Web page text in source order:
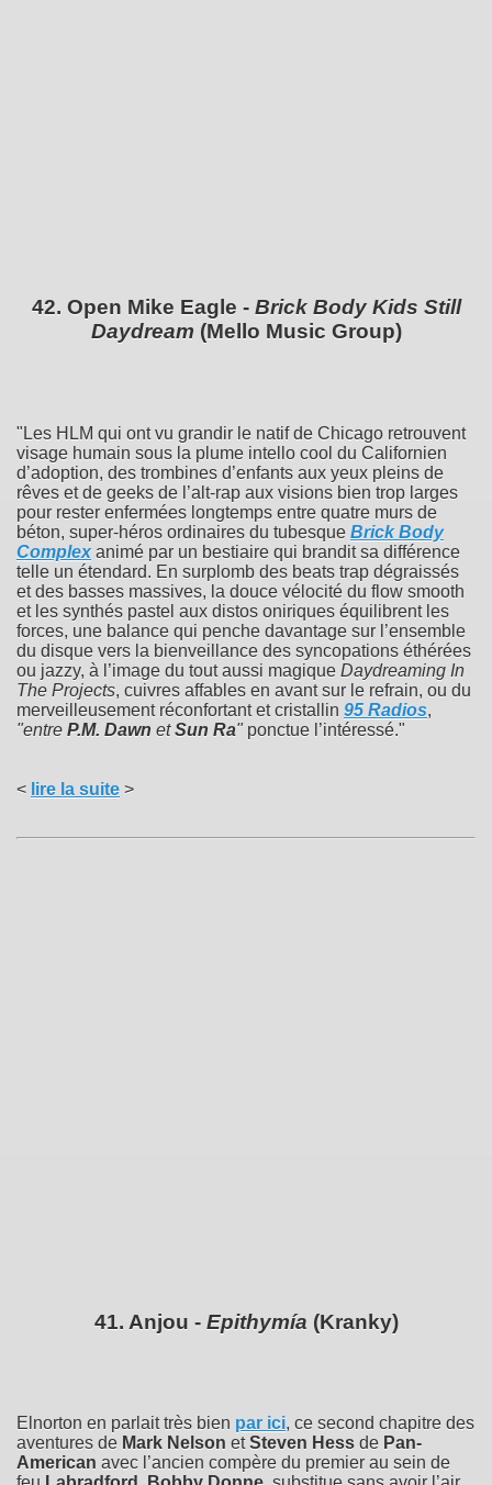
42. Open Mike Eagle - Brick Body Kids Still
Daydream (Mello Music Group)
"Les HLM qui ont vu grandir le natif de Chicago retrouvent
visage humain sous la plume intello cool du Californien
d’adoption, des trombines d’enfants aux yeux pleins de
rêves et de geeks de l’alt-rap aux visions bien trop larges
pour rester enfermées longtemps entre quatre murs de
béton, super-héros ordinaires du tubesque Brick Body
Complexanimé par un bestiaire qui brandit sa différence
telle un étendard. En surplomb des beats trap dégraissés
et des basses massives, la douce vélocité du flow smooth
et les synthés pastel aux distos oniriques équilibrent les
forces, une balance qui penche davantage sur l’ensemble
du disque vers la bienveillance des syncopations éthérées
ou jazzy, à l’image du tout aussi magique Daydreaming In
The Projects, cuivres affables en avant sur le refrain, ou du
merveilleusement réconfortant et cristallin 95 Radios,
"entre P.M. Dawn etSun Ra"ponctue l’intéressé."
< lire la suite >
41. Anjou - Epithymía (Kranky)
Elnorton en parlait très bien par ici, ce second chapitre des
aventures de Mark Nelson etSteven Hess de Pan-
American avec l’ancien compère du premier au sein de